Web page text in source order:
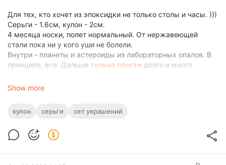
Для тех, кто хочет из эпоксидки не только столы и часы. )))
Серьги - 1.6см, кулон - 2см.
4 месяца носки, полет нормальный. От нержавеющей
стали пока ни у кого уши не болели.
Внутри - планеты и астероиды из лабораторных опалов. В
принципе, все. Дальше только плести долго и много.
отдельный ролик.
Show more
кулон серьги сет украшений